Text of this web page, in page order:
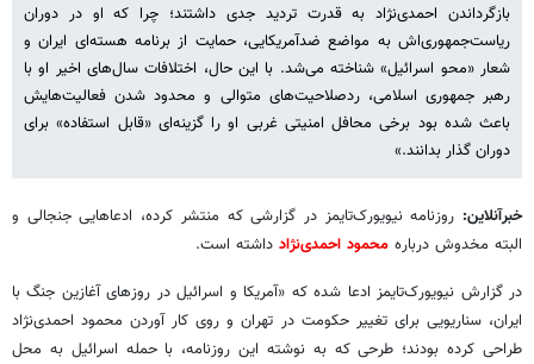
بازگرداندن احمدی‌نژاد به قدرت تردید جدی داشتند؛ چرا که او در دوران
ریاست‌جمهوری‌اش به مواضع ضدآمریکایی، حمایت از برنامه هسته‌ای ایران و
شعار «محو اسرائیل» شناخته می‌شد. با این حال، اختلافات سال‌های اخیر او با
رهبر جمهوری اسلامی، ردصلاحیت‌های متوالی و محدود شدن فعالیت‌هایش
باعث شده بود برخی محافل امنیتی غربی او را گزینه‌ای «قابل استفاده» برای
دوران گذار بدانند.»
خبرآنلاین: روزنامه نیویورک‌تایمز در گزارشی که منتشر کرده، ادعاهایی جنجالی و
البته مخدوش درباره محمود احمدی‌نژاد داشته است.
در گزارش نیویورک‌تایمز ادعا شده که «آمریکا و اسرائیل در روزهای آغازین جنگ با
ایران، سناریویی برای تغییر حکومت در تهران و روی کار آوردن محمود احمدی‌نژاد
طراحی کرده بودند؛ طرحی که به نوشته این روزنامه، با حمله اسرائیل به محل